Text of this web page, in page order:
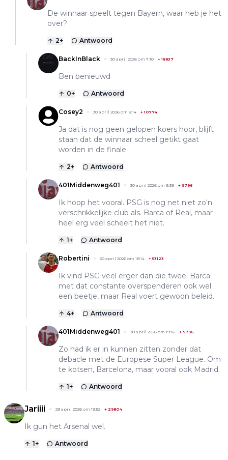
De winnaar speelt tegen Bayern, waar heb je het
over?
2+ Antwoord
BackInBlack 30 april 2026 om 7:10 +18837
Ben benieuwd
0+ Antwoord
Cosey2 30 april 2026 om 8:14 +10774
Ja dat is nog geen gelopen koers hoor, blijft
staan dat de winnaar scheel getikt gaat
worden in de finale.
2+ Antwoord
401Middenweg401 30 april 2026 om 9:39 + 9796
Ik hoop het vooral. PSG is nog net niet zo'n
verschrikkelijke club als. Barca of Real, maar
heel erg veel scheelt het niet.
1+ Antwoord
Robertini 30 april 2026 om 18:14 + 53123
Ik vind PSG veel erger dan die twee. Barca
met dat constante overspenderen ook wel
een beetje, maar Real voert gewoon beleid.
4+ Antwoord
401Middenweg401 30 april 2026 om 19:16 + 9796
Zo had ik er in kunnen zitten zonder dat
debacle met de Europese Super League. Om
te kotsen, Barcelona, maar vooral ook Madrid.
1+ Antwoord
Jariiii 29 april 2026 om 19:52 + 29804
Ik gun het Arsenal wel.
1+ Antwoord